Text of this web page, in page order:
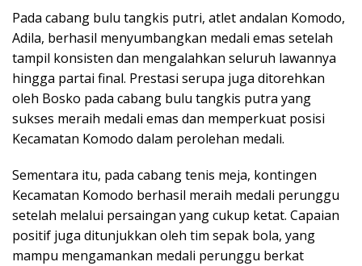
Pada cabang bulu tangkis putri, atlet andalan Komodo,
Adila, berhasil menyumbangkan medali emas setelah
tampil konsisten dan mengalahkan seluruh lawannya
hingga partai final. Prestasi serupa juga ditorehkan
oleh Bosko pada cabang bulu tangkis putra yang
sukses meraih medali emas dan memperkuat posisi
Kecamatan Komodo dalam perolehan medali.
Sementara itu, pada cabang tenis meja, kontingen
Kecamatan Komodo berhasil meraih medali perunggu
setelah melalui persaingan yang cukup ketat. Capaian
positif juga ditunjukkan oleh tim sepak bola, yang
mampu mengamankan medali perunggu berkat